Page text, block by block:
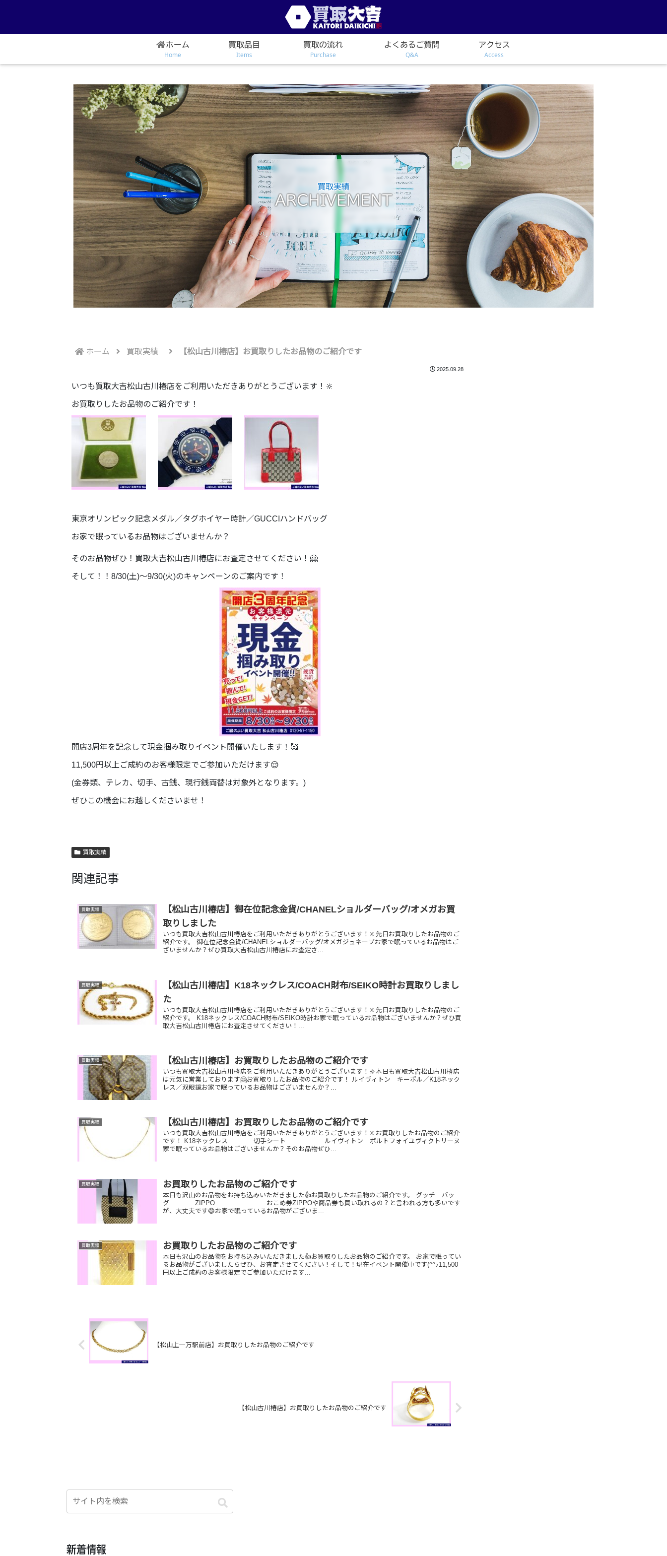
買取実績
ARCHIVEMENT
ホーム
Home
買取品目
Items
買取の流れ
Purchase
よくあるご質問
Q&A
アクセス
Access
ホーム 買取実績 【松山古川椿店】お買取りしたお品物のご紹介です
2025.09.28
いつも買取大吉松山古川椿店をご利用いただきありがとうございます！🔆
お買取りしたお品物のご紹介です！
東京オリンピック記念メダル／タグホイヤー時計／GUCCIハンドバッグ
お家で眠っているお品物はございませんか？
そのお品物ぜひ！買取大吉松山古川椿店にお査定させてください！🤗
そして！！8/30(土)～9/30(火)のキャンペーンのご案内です！
開店3周年を記念して現金掴み取りイベント開催いたします！🥰
11,500円以上ご成約のお客様限定でご参加いただけます😌
(金券類、テレカ、切手、古銭、現行銭両替は対象外となります。)
ぜひこの機会にお越しくださいませ！
買取実績
関連記事
買取実績
【松山古川椿店】御在位記念金貨/CHANELショルダーバッグ/オメガお買
取りしました
いつも買取大吉松山古川椿店をご利用いただきありがとうございます！🔆先日お買取りしたお品物のご
紹介です。 御在位記念金貨/CHANELショルダーバッグ/オメガジュネーブお家で眠っているお品物はご
ざいませんか？ぜひ買取大吉松山古川椿店にお査定さ...
買取実績
【松山古川椿店】K18ネックレス/COACH財布/SEIKO時計お買取りしまし
た
いつも買取大吉松山古川椿店をご利用いただきありがとうございます！🔆先日お買取りしたお品物のご
紹介です。 K18ネックレス/COACH財布/SEIKO時計お家で眠っているお品物はございませんか？ぜひ買
取大吉松山古川椿店にお査定させてください！...
買取実績 【松山古川椿店】お買取りしたお品物のご紹介です
いつも買取大吉松山古川椿店をご利用いただきありがとうございます！🔆本日も買取大吉松山古川椿店
は元気に営業しております🤗お買取りしたお品物のご紹介です！ ルイヴィトン キーポル／K18ネック
レス／双眼鏡お家で眠っているお品物はございませんか？...
買取実績 【松山古川椿店】お買取りしたお品物のご紹介です
いつも買取大吉松山古川椿店をご利用いただきありがとうございます！🔆お買取りしたお品物のご紹介
です！ K18ネックレス 切手シート ルイヴィトン ポルトフォイユヴィクトリーヌ
家で眠っているお品物はございませんか？そのお品物ぜひ...
買取実績 お買取りしたお品物のご紹介です
本日も沢山のお品物をお持ち込みいただきました👍お買取りしたお品物のご紹介です。 グッチ バッ
グ ZIPPO おこめ券ZIPPOや商品券も買い取れるの？と言われる方も多いです
が、大丈夫です😄お家で眠っているお品物がございま...
買取実績 お買取りしたお品物のご紹介です
本日も沢山のお品物をお持ち込みいただきました👍お買取りしたお品物のご紹介です。 お家で眠ってい
るお品物がございましたらぜひ、お査定させてください！そして！現在イベント開催中です(^^♪11,500
円以上ご成約のお客様限定でご参加いただけます...
【松山上一万駅前店】お買取りしたお品物のご紹介です
【松山古川椿店】お買取りしたお品物のご紹介です
新着情報